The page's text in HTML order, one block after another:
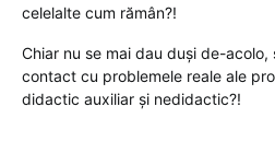
celelalte cum rămân?!
Chiar nu se mai dau duși de-acolo,
contact cu problemele reale ale
didactic auxiliar și nedidactic?!